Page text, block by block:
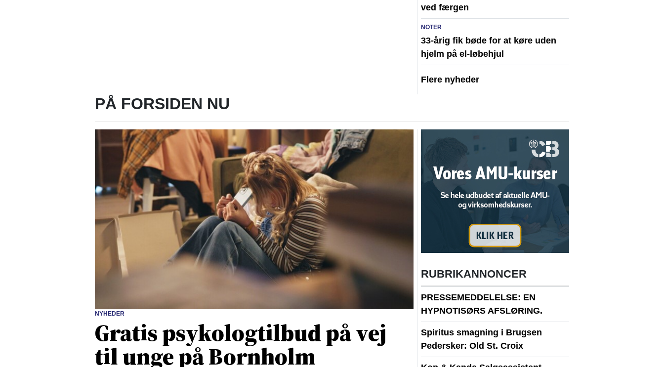
ved færgen
NOTER
33-årig fik bøde for at køre uden
hjelm på el-løbehjul
Flere nyheder
PÅ FORSIDEN NU
NYHEDER
Gratis psykologtilbud på vej
til unge på Bornholm
RUBRIKANNONCER
PRESSEMEDDELELSE: EN
HYPNOTISØRS AFSLØRING.
Spiritus smagning i Brugsen
Pedersker: Old St. Croix